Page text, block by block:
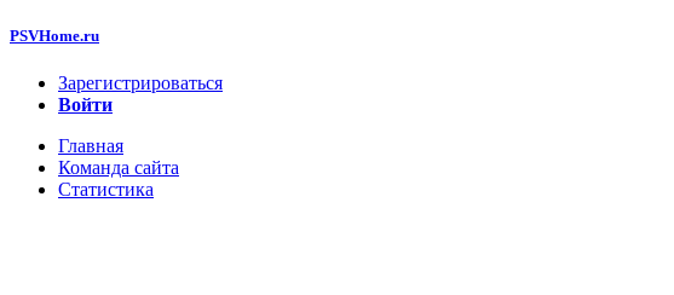
PSVHome.ru
Зарегистрироваться
Войти
Главная
Команда сайта
Статистика